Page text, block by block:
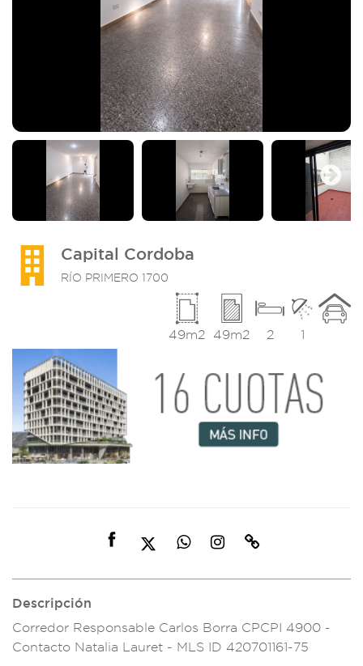
Next
Capital Cordoba
RÍO PRIMERO 1700
1
2
49m2
49m2
Descripción
Corredor Responsable Carlos Borra CPCPI 4900 -
Contacto Natalia Lauret - MLS ID 420701161-75